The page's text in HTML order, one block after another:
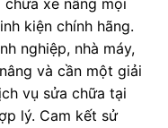
chữa xe nâng mọi
kiện chính hãng.
nghiệp, nhà máy,
và cần một giải
vụ sửa chữa tại
lý. Cam kết sử